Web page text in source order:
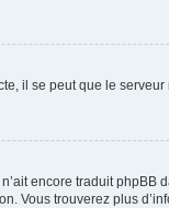
il se peut que le
encore traduit
Vous trouverez plus